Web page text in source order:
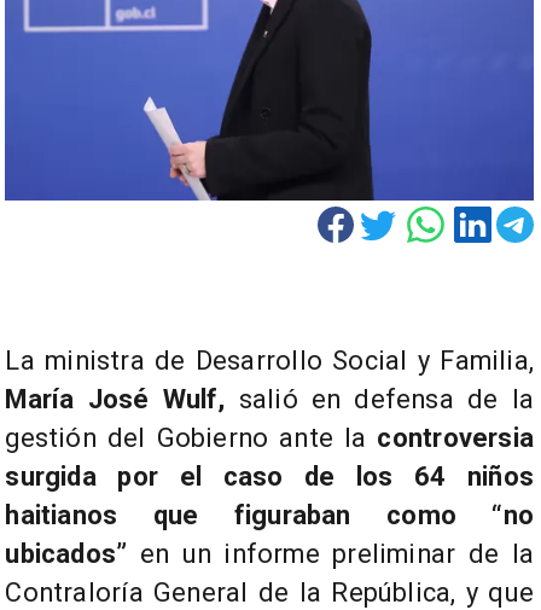
La ministra de Desarrollo Social y Familia,
María José Wulf, salió en defensa de la
gestión del Gobierno ante la controversia
surgida por el caso de los 64 niños
haitianos que figuraban como “no
ubicados” en un informe preliminar de la
Contraloría General de la República, y que